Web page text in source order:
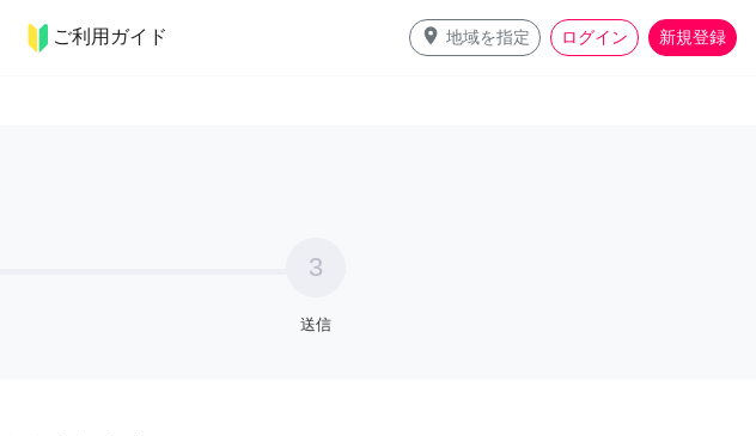
ご利用ガイド place 地域を指定 ログイン 新規登録
ペット 料理
3
送信